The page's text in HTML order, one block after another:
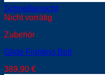
Schnellansicht
Nicht vorrätig
Zubehör
Glide Fighting Belt
389,90 €